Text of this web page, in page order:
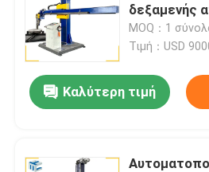
δεξαμενής
χάλυβα
MOQ：1
Τιμή：USD
Καλύτερη τιμή